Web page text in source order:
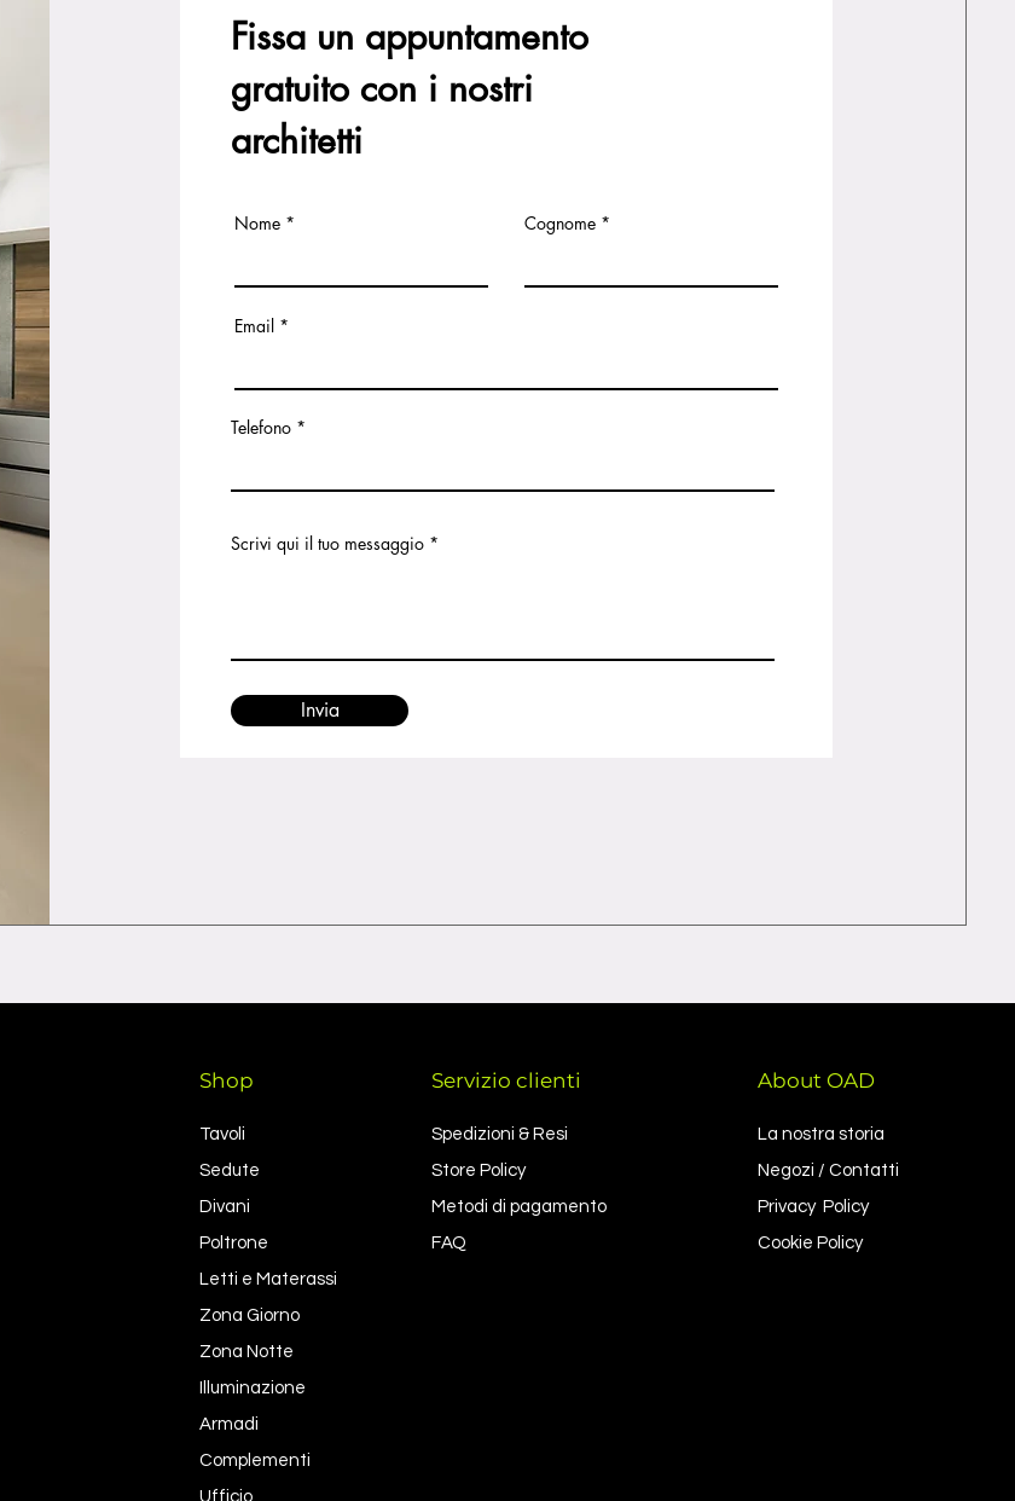
Fissa un appuntamento
gratuito con i nostri
architetti
Nome Cognome
Email
Telefono
Scrivi qui il tuo messaggio
Invia
Shop
Tavoli
Sedute
Divani
Poltrone
Letti e Materassi
Zona Giorno
Zona Notte
Illuminazione
Armadi
Complementi
Ufficio
Servizio clienti
Spedizioni & Resi
Store Policy
Metodi di pagamento
FAQ
About OAD
La nostra storia
Negozi / Contatti
Privacy Policy
Cookie Policy